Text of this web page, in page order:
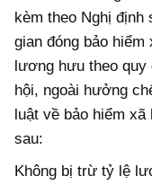
kèm theo Nghị định
gian đóng bảo
lương hưu theo quy
hội, ngoài hưởng
luật về bảo hiểm
sau:
Không bị trừ tỷ lệ